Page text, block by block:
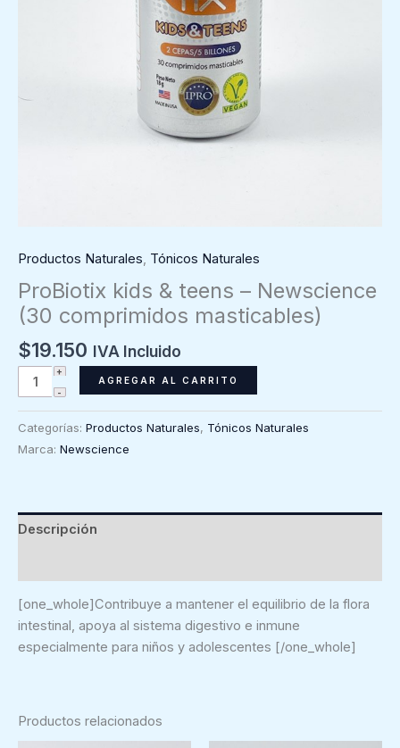
Productos Naturales, Tónicos Naturales
ProBiotix kids & teens – Newscience
(30 comprimidos masticables)
$19.150 IVA Incluido
ProBiotix
kids
teens
comprimidos
AGREGAR AL CARRITO
Categorías: Productos Naturales, Tónicos Naturales
Marca: Newscience
Descripción
[one_whole]Contribuye a mantener el equilibrio de la flora
intestinal, apoya al sistema digestivo e inmune
especialmente para niños y adolescentes [/one_whole]
Productos relacionados